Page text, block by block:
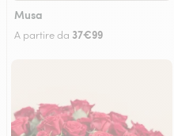
Musa
A partire da 37€99